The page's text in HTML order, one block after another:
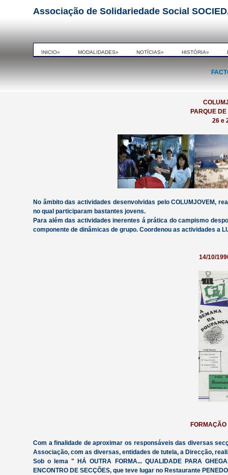
Associação de Solidariedade Social
INICIO» MODALIDADES» NOTÍCIAS» HISTÓRIA»
PARQUE
26 e
No âmbito das actividades desenvolvidas pelo COLUMJOVEM,
no qual participaram bastantes jovens.
Para além das actividades inerentes á prática do campismo
componente de dinâmicas de grupo. Coordenou as actividades a
14/10/
Com a finalidade de aproximar os responsáveis das diversas
Associação, com as diversas, entidades de tutela, a Direcção,
Sob o lema " HÁ OUTRA FORMA... QUALIDADE PARA
ENCONTRO DE SECÇÕES, que teve lugar no Restaurante